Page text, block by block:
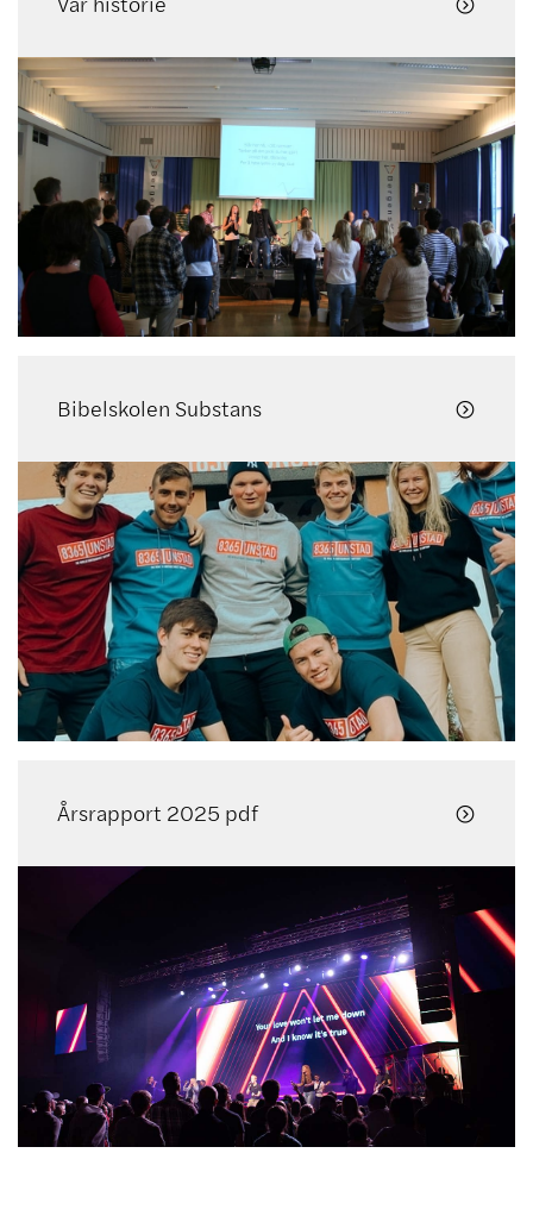

Bibelskolen Substans 
Årsrapport 2025 pdf 